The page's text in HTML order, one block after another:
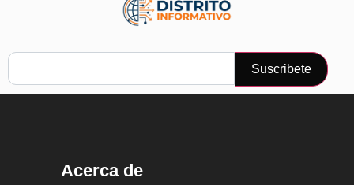
Suscribete
Acerca de